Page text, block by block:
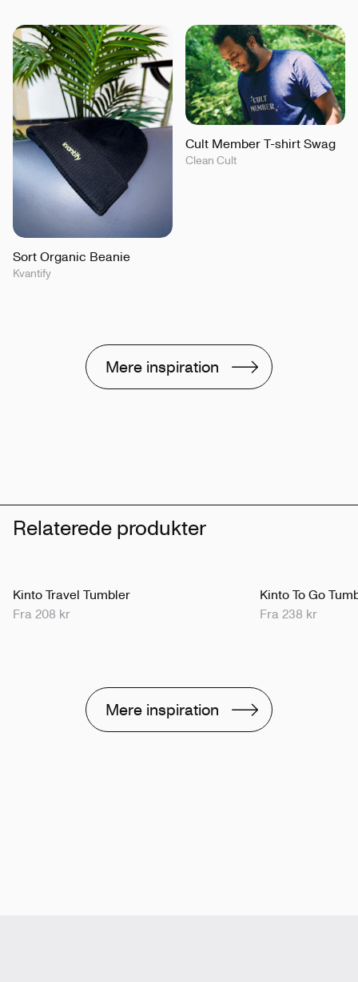
Sort Organic Beanie
Kvantify
Cult Member T-shirt Swag
Clean Cult
Mere inspiration
Relaterede produkter
Kinto Travel Tumbler
Fra 208 kr
Kinto To Go
Fra 238 kr
Mere inspiration